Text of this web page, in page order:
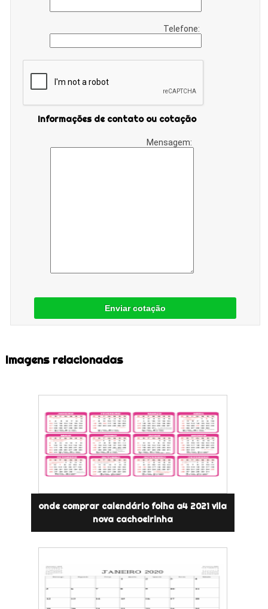
Telefone:
Informações de contato ou cotação
Mensagem:
Enviar cotação
Imagens relacionadas
onde comprar calendário folha a4 2021 vila
nova cachoeirinha